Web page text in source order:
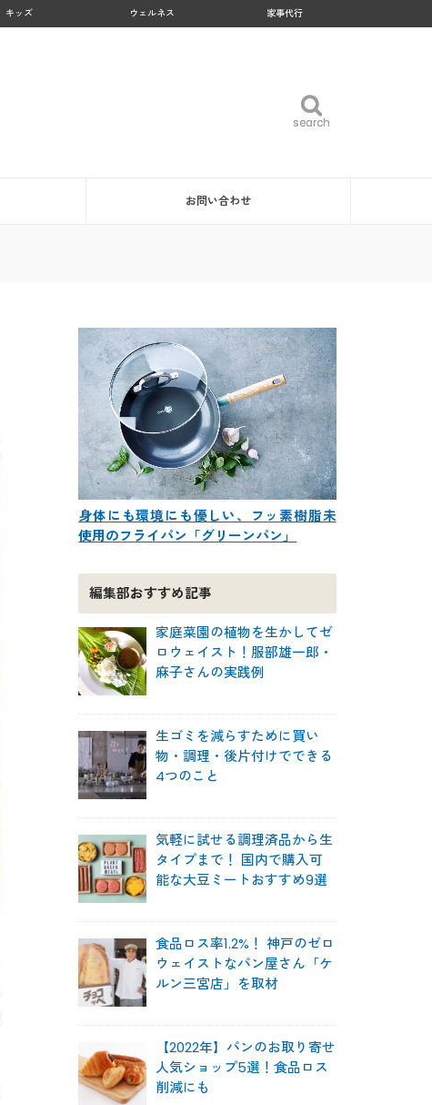
キッズ ウェルネス 家事代行
search
search
お問い合わせ
身体にも環境にも優しい、フッ素樹脂未
使用のフライパン「グリーンパン」
編集部おすすめ記事
家庭菜園の植物を生かしてゼ
ロウェイスト！服部雄一郎・
麻子さんの実践例
生ゴミを減らすために買い
物・調理・後片付けでできる
4つのこと
気軽に試せる調理済品から生
タイプまで！ 国内で購入可
能な大豆ミートおすすめ9選
食品ロス率1.2%！ 神戸のゼロ
ウェイストなパン屋さん「ケ
ルン三宮店」を取材
【2022年】パンのお取り寄せ
人気ショップ5選！食品ロス
削減にも